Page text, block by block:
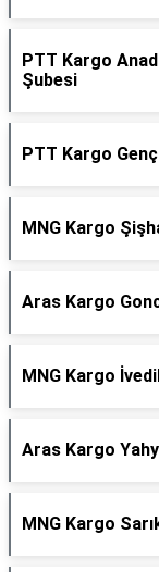
PTT Kargo
Şubesi
PTT Kargo
MNG Kargo
Aras Kargo
MNG Kargo
Aras Kargo
MNG Kargo